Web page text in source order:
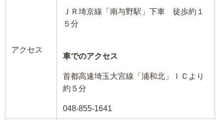
アクセス
ＪＲ埼京線「南与野駅」下車 徒歩約１
５分
車でのアクセス
首都高速埼玉大宮線「浦和北」ＩＣより
約５分
048-855-1641